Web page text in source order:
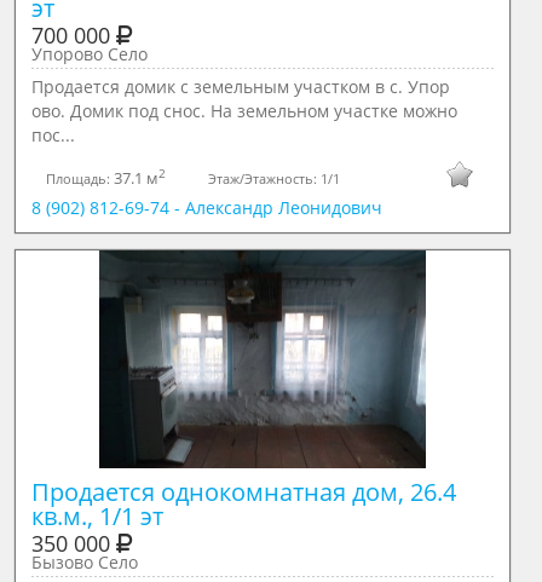
эт
700 000
Упорово Село
Продается домик с земельным участком в с. Упор
ово. Домик под снос. На земельном участке можно
пос...
Площадь:37.1 м2 Этаж/Этажность: 1/1
8 (902) 812-69-74 - Александр Леонидович
Продается однокомнатная дом, 26.4
кв.м., 1/1 эт
350 000
Бызово Село